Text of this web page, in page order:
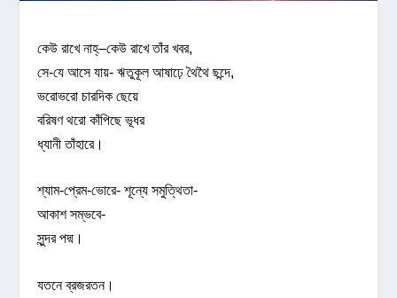
কেউ রাখে নাহ্–কেউ রাখে তাঁর খবর,
সে-যে আসে যায়- ঋতুকূল আষাঢ়ে থৈথৈ ছন্দে,
ভরোভরো চারদিক ছেয়ে
বরিষণ থরো কাঁপিছে ভূধর
ধ্যানী তাঁহারে।
শ্যাম-প্রেম-ভোরে- শূন্যে সমুত্থিতা-
আকাশ সম্ভবে-
সুন্দর পদ্ম।
যতনে ব্রজরতন।